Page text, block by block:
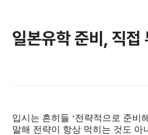
일본유학 준비, 직접
입시는 흔히들 ‘전략적으로 준비
말해 전략이 항상 먹히는 것도 아